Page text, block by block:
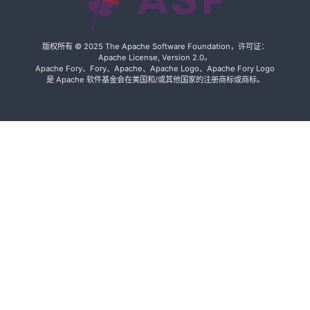
版权所有 © 2025 The Apache Software Foundation，许可证：
Apache License, Version 2.0。
Apache Fory、Fory、Apache、Apache Logo、Apache Fory Logo
是 Apache 软件基金会在美国和/或其他国家的注册商标或商标。